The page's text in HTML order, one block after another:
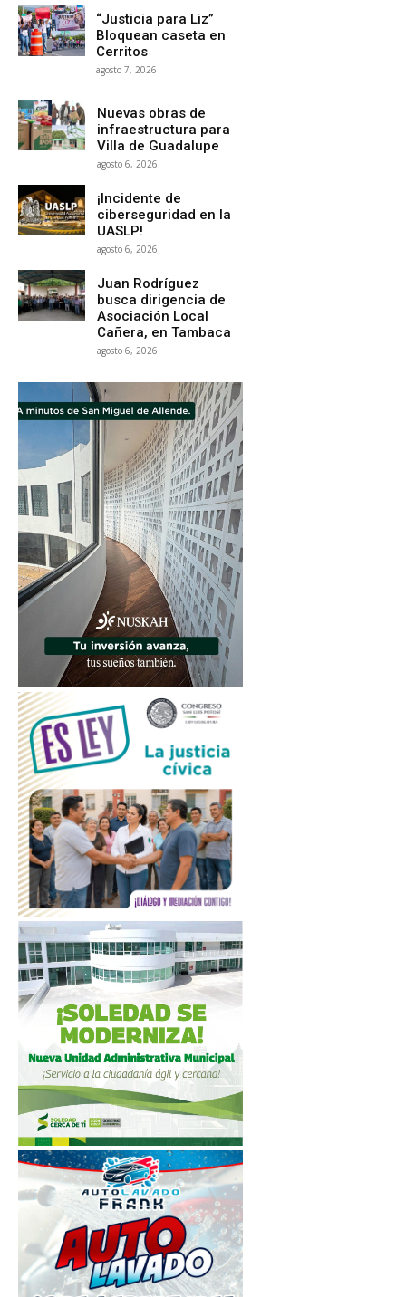
“Justicia para Liz”
Bloquean caseta en
Cerritos
agosto 7, 2026
Nuevas obras de
infraestructura para
Villa de Guadalupe
agosto 6, 2026
¡Incidente de
ciberseguridad en la
UASLP!
agosto 6, 2026
Juan Rodríguez
busca dirigencia de
Asociación Local
Cañera, en Tambaca
agosto 6, 2026